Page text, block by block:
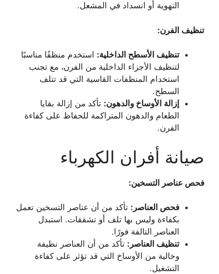
التهوية أو انسداد في المشعل.
تنظيف الفرن:
تنظيف الأسطح الداخلية: استخدم منظفًا مناسبًا
لتنظيف الأجزاء الداخلية من الفرن، مع تجنب
استخدام المنظفات القاسية التي قد تتلف
السطح.
إزالة الأوساخ والدهون: تأكد من إزالة بقايا
الطعام والدهون المتراكمة للحفاظ على كفاءة
الفرن.
صيانة أفران الكهرباء
فحص عناصر التسخين:
فحص العناصر : تأكد من أن عناصر التسخين تعمل
بكفاءة وليس بها تلف أو تشققات. استبدل
العناصر التالفة فورًا.
تنظيف العناصر : تأكد من أن العناصر نظيفة
وخالية من الأوساخ التي قد تؤثر على كفاءة
التشغيل.